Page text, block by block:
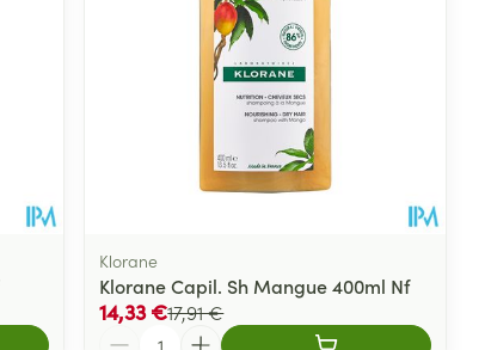
Klorane
Klorane Capil. Sh Mangue 400ml Nf
17,91 €
14,33 €
Quantité